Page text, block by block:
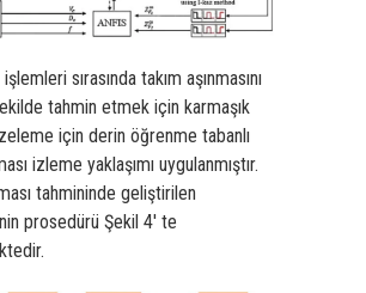
sırasında takım aşınmasını
tahmin etmek için karmaşık
için derin öğrenme tabanlı
izleme yaklaşımı uygulanmıştır.
tahmininde geliştirilen
prosedürü Şekil 4′ te